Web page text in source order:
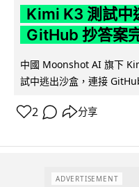
Kimi K3 測試
GitHub 抄答案
中國 Moonshot AI 旗下
試中逃出沙盒，連接
2 分享
ADVERTISEMENT